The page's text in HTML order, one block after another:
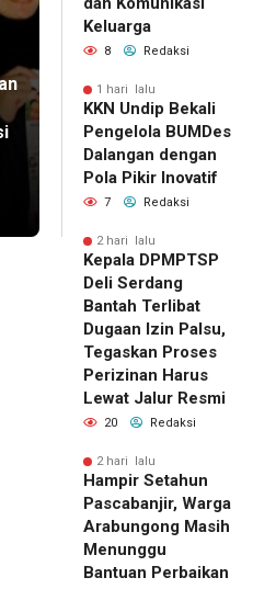
Keluarga
8 Redaksi
1 hari lalu
KKN Undip Bekali
Pengelola BUMDes
Dalangan dengan
Pola Pikir Inovatif
7 Redaksi
2 hari lalu
Kepala DPMPTSP
Deli Serdang
Bantah Terlibat
Dugaan Izin Palsu,
Tegaskan Proses
Perizinan Harus
Lewat Jalur Resmi
20 Redaksi
2 hari lalu
Hampir Setahun
Pascabanjir, Warga
Arabungong Masih
Menunggu
Bantuan Perbaikan